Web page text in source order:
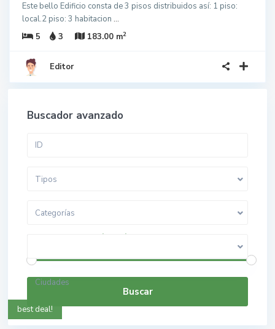
Este bello Edificio consta de 3 pisos distribuidos así: 1 piso:
local.2 piso: 3 habitacion ...
5
3 183.00 m2
Editor
Buscador avanzado
Tipos
Categorías
Rango de precios: $ 0 a $ 5.000.000.000
Ciudades
Buscar
best deal!